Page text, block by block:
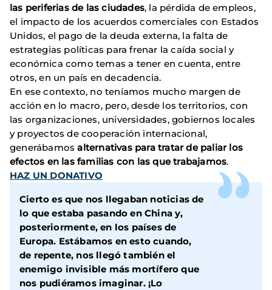
las periferias de las ciudades, la pérdida de empleos,
el impacto de los acuerdos comerciales con Estados
Unidos, el pago de la deuda externa, la falta de
estrategias políticas para frenar la caída social y
económica como temas a tener en cuenta, entre
otros, en un país en decadencia.
En ese contexto, no teníamos mucho margen de
acción en lo macro, pero, desde los territorios, con
las organizaciones, universidades, gobiernos locales
y proyectos de cooperación internacional,
generábamosalternativas para tratar de paliar los
efectos en las familias con las que trabajamos.
HAZ UN DONATIVO
Cierto es que nos llegaban noticias de
lo que estaba pasando en China y,
posteriormente, en los países de
Europa. Estábamos en esto cuando,
de repente, nos llegó también el
enemigo invisible más mortífero que
nos pudiéramos imaginar.¡Lo